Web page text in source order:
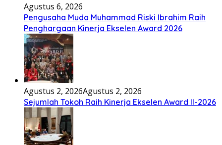
Agustus 6, 2026
Pengusaha Muda Muhammad Riski Ibrahim Raih
Penghargaan Kinerja Ekselen Award 2026
Agustus 2, 2026Agustus 2, 2026
Sejumlah Tokoh Raih Kinerja Ekselen Award II-2026